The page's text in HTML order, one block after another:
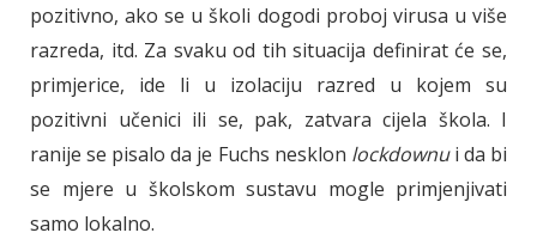
pozitivno, ako se u školi dogodi proboj virusa u više
razreda, itd. Za svaku od tih situacija definirat će se,
primjerice, ide li u izolaciju razred u kojem su
pozitivni učenici ili se, pak, zatvara cijela škola. I
ranije se pisalo da je Fuchs nesklon lockdownui da bi
se mjere u školskom sustavu mogle primjenjivati
samo lokalno.